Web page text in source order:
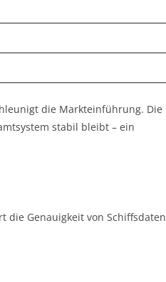
die Markteinführung. Die
stabil bleibt – ein
die Genauigkeit von Schiffsdaten